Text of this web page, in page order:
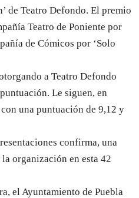
de Teatro Defondo. El premio
Teatro de Poniente por
de Cómicos por ‘Solo
a Teatro Defondo
Le siguen, en
una puntuación de 9,12 y
confirma, una
organización en esta 42
el Ayuntamiento de Puebla